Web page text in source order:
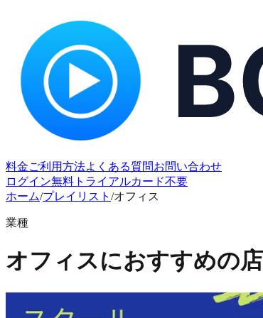
料金ご利用方法よくある質問お問い合わせ
ログイン無料トライアルカード不要
ホーム/プレイリスト /オフィス
業種
オフィスにおすすめの